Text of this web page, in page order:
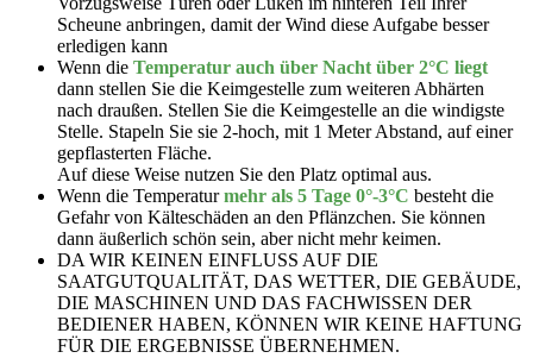
Scheune anbringen, damit der Wind diese Aufgabe besser
erledigen kann
Wenn die Temperatur auch über Nacht über 2°C liegt
dann stellen Sie die Keimgestelle zum weiteren Abhärten
nach draußen. Stellen Sie die Keimgestelle an die windigste
Stelle. Stapeln Sie sie 2-hoch, mit 1 Meter Abstand, auf einer
gepflasterten Fläche.
Auf diese Weise nutzen Sie den Platz optimal aus.
Wenn die Temperaturmehr als 5 Tage 0°-3°C besteht die
Gefahr von Kälteschäden an den Pflänzchen. Sie können
dann äußerlich schön sein, aber nicht mehr keimen.
DA WIR KEINEN EINFLUSS AUF DIE
SAATGUTQUALITÄT, DAS WETTER, DIE GEBÄUDE,
DIE MASCHINEN UND DAS FACHWISSEN DER
BEDIENER HABEN, KÖNNEN WIR KEINE HAFTUNG
FÜR DIE ERGEBNISSE ÜBERNEHMEN.